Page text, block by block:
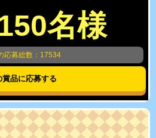
名様
応募総数：17534
賞品に応募する